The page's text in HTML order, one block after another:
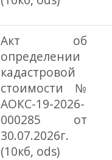
Акт об
определении
кадастровой
стоимости №
АОКС-19-2026-
000285 от
30.07.2026г.
(10кб, ods)